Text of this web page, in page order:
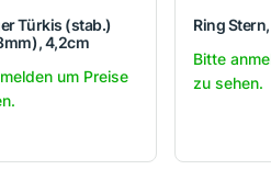
Türkis (stab.)
4,2cm
um Preise
Ring
Bitte
zu sehen.